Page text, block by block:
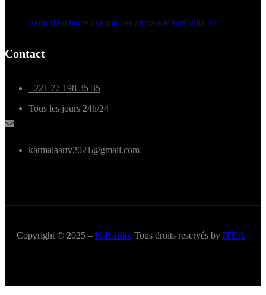
Fann Résidence avenue des ambassadeurs villa 35
Contact
+221 77 198 35 35
Tous les jours 24h/24
karmalaartv2021@gmail.com
Copyright © 2025 – K-Radio. Tous droits reservés by iTEA